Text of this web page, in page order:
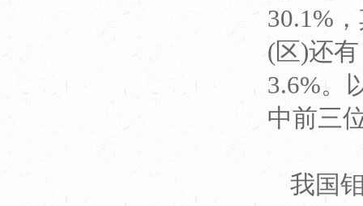
30.1%
(区)还
3.6%。
中前三
我国